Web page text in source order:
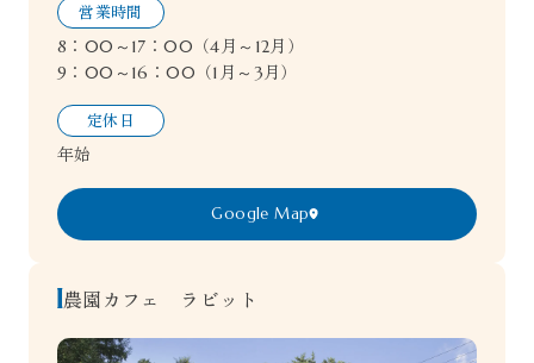
Google Map
営業時間
8：00～17：00（4月～12月）
9：00～16：00（1月～3月）
定休日
年始
農園カフェ ラビット